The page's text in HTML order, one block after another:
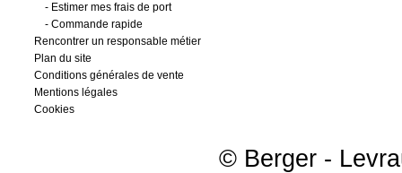
- Estimer mes frais de port
- Commande rapide
Rencontrer un responsable métier
Plan du site
Conditions générales de vente
Mentions légales
Cookies
© Berger -